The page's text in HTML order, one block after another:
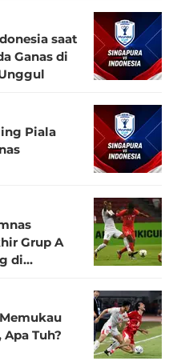
saat
Ganas di
Piala
Grup A
di
Tuh?